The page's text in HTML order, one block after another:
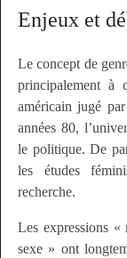
Enjeux et
Le concept de
principalement à
américain jugé
années 80,
le politique. De
les études
recherche.
Les expressions
sexe » ont